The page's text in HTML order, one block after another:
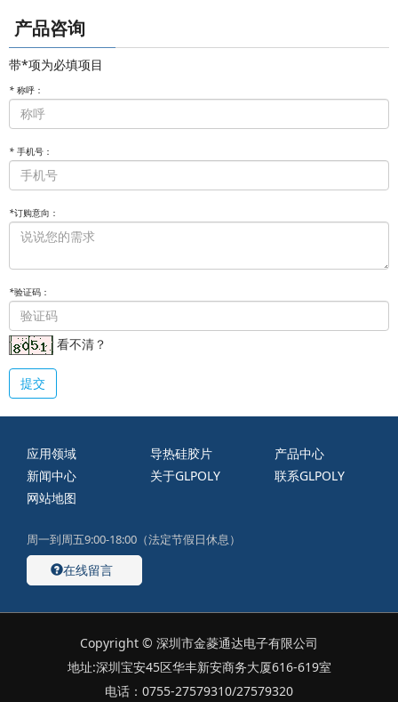
产品咨询
带*项为必填项目
* 称呼：
* 手机号：
*订购意向：
*验证码：
看不清？
提交
应用领域 导热硅胶片
产品中心
新闻中心
关于GLPOLY
联系GLPOLY
网站地图
周一到周五9:00-18:00（法定节假日休息）
在线留言
Copyright © 深圳市金菱通达电子有限公司
地址:深圳宝安45区华丰新安商务大厦616-619室
电话：0755-27579310/27579320